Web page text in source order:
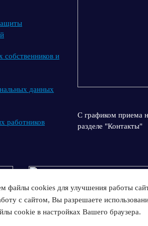
и
данных
работников
С графиком приема
разделе "Контакты"
файлы cookies для улучшения работы
с сайтом, Вы разрешаете
cookie в настройках Вашего браузера.